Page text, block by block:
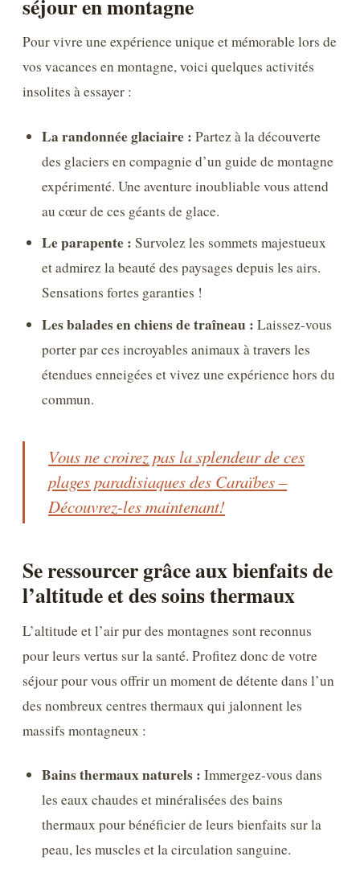
Pour vivre une expérience unique et mémorable lors de
vos vacances en montagne, voici quelques activités
insolites à essayer :
La randonnée glaciaire : Partez à la découverte
des glaciers en compagnie d’un guide de montagne
expérimenté. Une aventure inoubliable vous attend
au cœur de ces géants de glace.
Le parapente : Survolez les sommets majestueux
et admirez la beauté des paysages depuis les airs.
Sensations fortes garanties !
Les balades en chiens de traîneau : Laissez-vous
porter par ces incroyables animaux à travers les
étendues enneigées et vivez une expérience hors du
commun.
Vous ne croirez pas la splendeur de ces
plages paradisiaques des Caraïbes –
Découvrez-les maintenant!
Se ressourcer grâce aux bienfaits de
l’altitude et des soins thermaux
L’altitude et l’air pur des montagnes sont reconnus
pour leurs vertus sur la santé. Profitez donc de votre
séjour pour vous offrir un moment de détente dans l’un
des nombreux centres thermaux qui jalonnent les
massifs montagneux :
Bains thermaux naturels : Immergez-vous dans
les eaux chaudes et minéralisées des bains
thermaux pour bénéficier de leurs bienfaits sur la
peau, les muscles et la circulation sanguine.